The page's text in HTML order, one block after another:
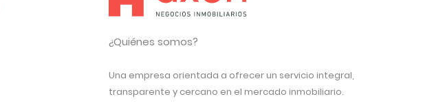
¿Quiénes somos?
Una empresa orientada a ofrecer un servicio integral,
transparente y cercano en el mercado inmobiliario.